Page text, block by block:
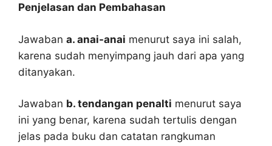
Penjelasan dan Pembahasan
Jawaban a. anai-anai menurut saya ini salah,
karena sudah menyimpang jauh dari apa yang
ditanyakan.
Jawaban b. tendangan penalti menurut saya
ini yang benar, karena sudah tertulis dengan
jelas pada buku dan catatan rangkuman